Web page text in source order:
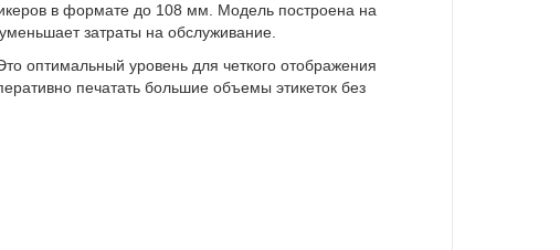
в формате до 108 мм. Модель построена на
затраты на обслуживание.
оптимальный уровень для четкого отображения
печатать большие объемы этикеток без